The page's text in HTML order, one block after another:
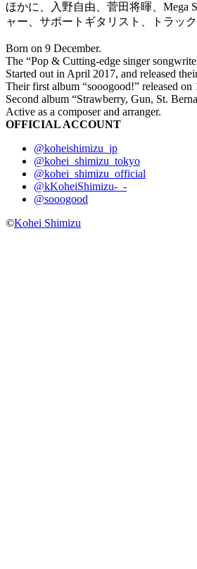
ほかに、入野自由、菅田将暉、Mega
ャー、サポートギタリスト、トラッ
Born on 9 December.
The “Pop & Cutting-edge singer
Started out in April 2017, and released
Their first album “sooogood!” released on
Second album “Strawberry, Gun, St.
Active as a composer and arranger.
OFFICIAL ACCOUNT
@koheishimizu_jp
@kohei_shimizu_tokyo
@kohei_shimizu_official
@kKoheiShimizu-_-
@sooogood
©Kohei Shimizu